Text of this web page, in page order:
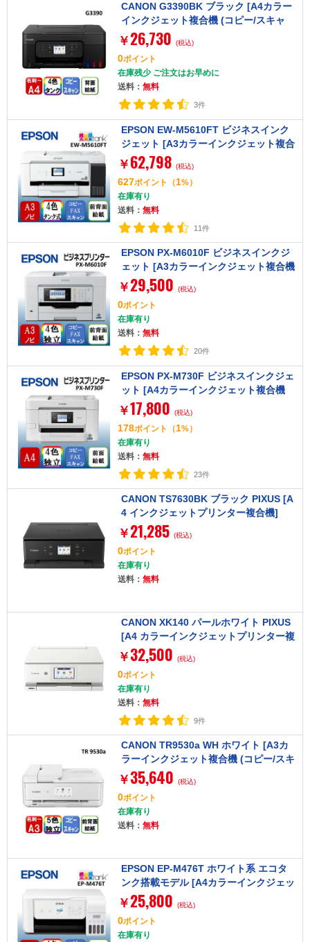
CANON G3390BK ブラック [A4カラー
インクジェット複合機 (コピー/スキャ
ナ)]
￥ 26,730 (税込)
0ポイント
在庫残少 ご注文はお早めに
送料： 無料
3件
EPSON EW-M5610FT ビジネスインク
ジェット [A3カラーインクジェット複合
機 エコタンク搭載モデル FAX/コピー/ス
キャナ]
￥ 62,798 (税込)
627ポイント （1%）
在庫有り
送料： 無料
11件
EPSON PX-M6010F ビジネスインクジ
ェット [A3カラーインクジェット複合機
(コピー/スキャナ/FAX)]
￥ 29,500 (税込)
0ポイント
在庫有り
送料： 無料
20件
EPSON PX-M730F ビジネスインクジェ
ット [A4カラーインクジェット複合機
(コピー/スキャナ/FAX)]
￥17,800 (税込)
178ポイント （1%）
在庫有り
送料： 無料
23件
CANON TS7630BK ブラック PIXUS [A
4 インクジェットプリンター複合機]
￥ 21,285 (税込)
0ポイント
在庫有り
送料： 無料
CANON XK140 パールホワイト PIXUS
[A4 カラーインクジェットプリンター複
合機]
￥ 32,500 (税込)
0ポイント
在庫有り
送料： 無料
9件
CANON TR9530a WH ホワイト [A3カ
ラーインクジェット複合機 (コピー/スキ
ャナ)]
￥ 35,640 (税込)
0ポイント
在庫有り
送料： 無料
EPSON EP-M476T ホワイト系 エコタ
ンク搭載モデル [A4カラーインクジェッ
ト複合機 (スキャン/コピー/無線LAN・
スマホ対応)]
￥ 25,800 (税込)
0ポイント
在庫有り